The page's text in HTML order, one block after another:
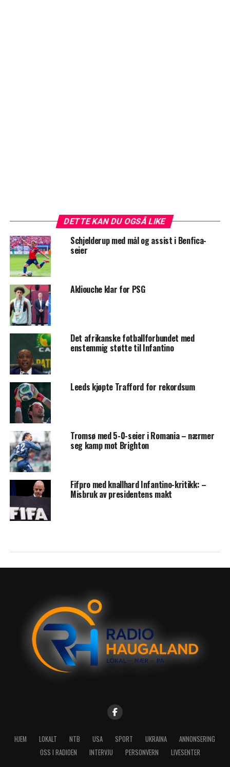
DETTE KAN DU OGSÅ LIKE
Schjelderup med mål og assist i Benfica-
seier
Akliouche klar for PSG
Det afrikanske fotballforbundet med
enstemmig støtte til Infantino
Leeds kjøpte Trafford for rekordsum
Tromsø med 5-0-seier i Romania – nærmer
seg kamp mot Brighton
Fifpro med knallhard Infantino-kritikk: –
Misbruk av presidentens makt
HJEM LOKALT NTB USA SPORT UKRAINA
ANNONSERING
OSS I RADIOEN
INTERVJU PERSONVERN LIVESENTER